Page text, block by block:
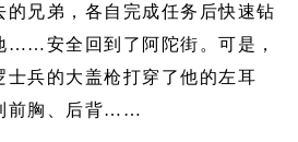
的兄弟，各自完成任务后快速钻
……安全回到了阿陀街。可是，
士兵的大盖枪打穿了他的左耳
前胸、后背……